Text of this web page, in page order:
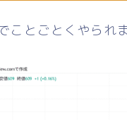
ことごとくやられ